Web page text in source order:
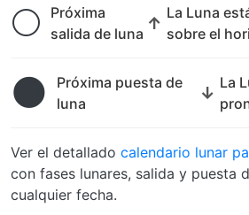
🌕
Próxima
salida de luna ↑ La Luna
sobre el
🌑
Próxima puesta de
luna
↓ La
Ver el detallado calendario lunar
con fases lunares, salida y puesta
cualquier fecha.